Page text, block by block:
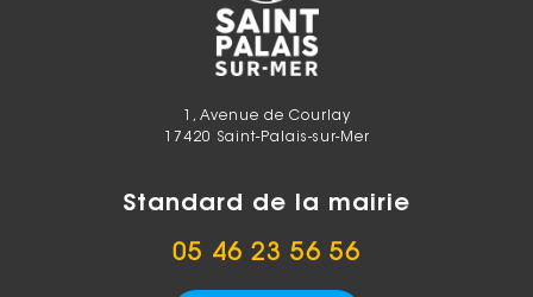
1, Avenue de Courlay
17420 Saint-Palais-sur-Mer
Standard de la mairie
05 46 23 56 56